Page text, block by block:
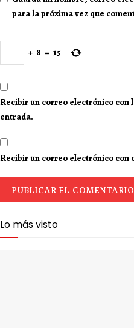
para la próxima vez que
+ 8 = 15
Recibir un correo electrónico con
entrada.
Recibir un correo electrónico con
Lo más visto